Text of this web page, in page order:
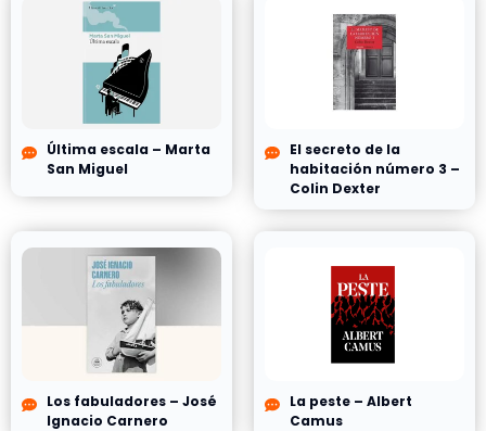
Última escala – Marta
San Miguel
El secreto de la
habitación número 3 –
Colin Dexter
Los fabuladores – José
Ignacio Carnero
La peste – Albert
Camus